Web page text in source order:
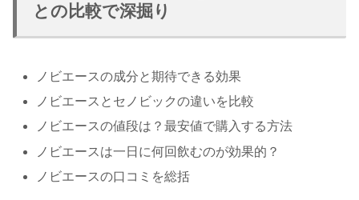
との比較で深掘り
ノビエースの成分と期待できる効果
ノビエースとセノビックの違いを比較
ノビエースの値段は？最安値で購入する方法
ノビエースは一日に何回飲むのが効果的？
ノビエースの口コミを総括